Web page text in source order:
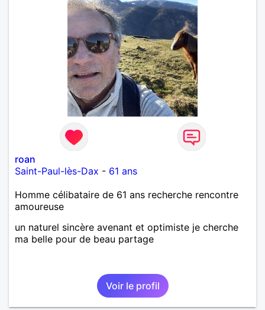
roan
Saint-Paul-lès-Dax - 61 ans
Homme célibataire de 61 ans recherche rencontre
amoureuse
un naturel sincère avenant et optimiste je cherche
ma belle pour de beau partage
Voir le profil